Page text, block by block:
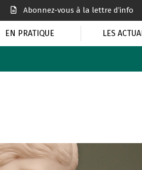
Abonnez-vous à la lettre d’info
EN PRATIQUE LES